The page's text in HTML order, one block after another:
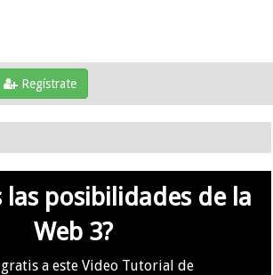
Regístrate
las posibilidades de la
Web 3?
gratis a este Video Tutorial de